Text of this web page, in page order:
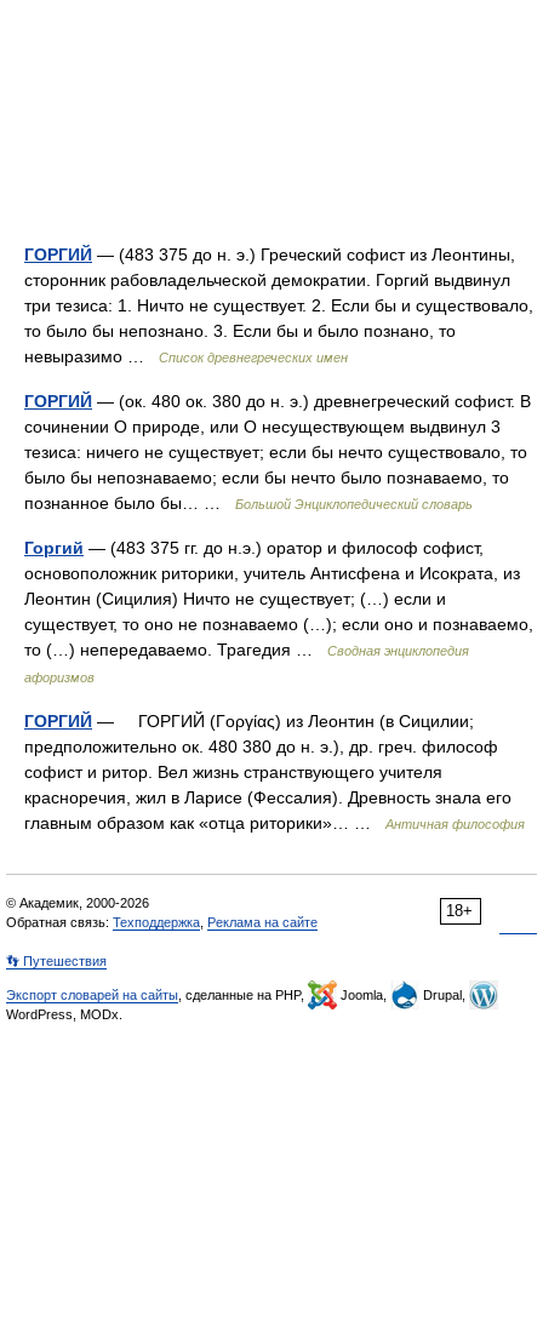
ГОРГИЙ — (483 375 до н. э.) Греческий софист из Леонтины,
сторонник рабовладельческой демократии. Горгий выдвинул
три тезиса: 1. Ничто не существует. 2. Если бы и существовало,
то было бы непознано. 3. Если бы и было познано, то
невыразимо …
Список древнегреческих имен
ГОРГИЙ — (ок. 480 ок. 380 до н. э.) древнегреческий софист. В
сочинении О природе, или О несуществующем выдвинул 3
тезиса: ничего не существует; если бы нечто существовало, то
было бы непознаваемо; если бы нечто было познаваемо, то
познанное было бы… …
Большой Энциклопедический словарь
Горгий — (483 375 гг. до н.э.) оратор и философ софист,
основоположник риторики, учитель Антисфена и Исократа, из
Леонтин (Сицилия) Ничто не существует; (…) если и
существует, то оно не познаваемо (…); если оно и познаваемо,
то (…) непередаваемо. Трагедия …
Сводная энциклопедия
афоризмов
ГОРГИЙ — ГОРГИЙ (Γοργίας) из Леонтин (в Сицилии;
предположительно ок. 480 380 до н. э.), др. греч. философ
софист и ритор. Вел жизнь странствующего учителя
красноречия, жил в Ларисе (Фессалия). Древность знала его
главным образом как «отца риторики»… …
Античная философия
18+
© Академик, 2000-2026
Обратная связь: Техподдержка Реклама на сайте
👣 Путешествия
Экспорт словарей на сайты , сделанные на PHP, Joomla,
Drupal,
WordPress, MODx.